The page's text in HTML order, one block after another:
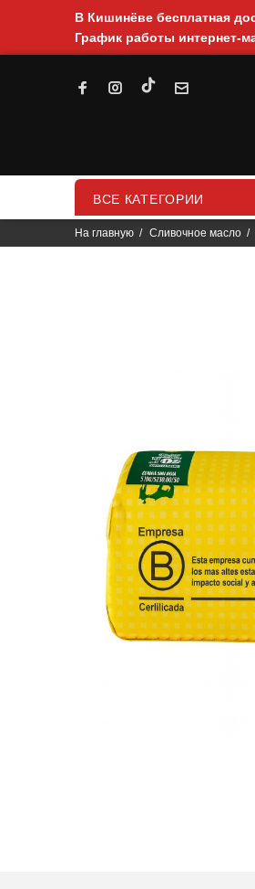
В Кишинёве бесплатная
График работы интернет-
ВСЕ КАТЕГОРИИ
На главную Cливочное масло